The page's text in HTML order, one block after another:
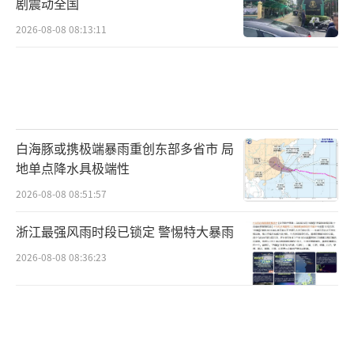
2026-08-08 08:13:11
白海豚或携极端暴雨重创东部多省市 局
地单点降水具极端性
2026-08-08 08:51:57
浙江最强风雨时段已锁定 警惕特大暴雨
2026-08-08 08:36:23